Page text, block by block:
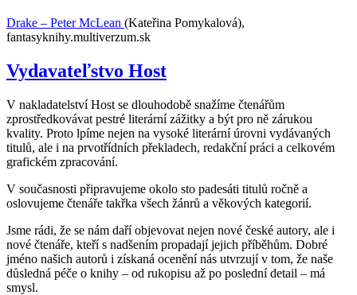
Drake – Peter McLean (Kateřina Pomykalová),
fantasyknihy.multiverzum.sk
Vydavateľstvo Host
V nakladatelství Host se dlouhodobě snažíme čtenářům
zprostředkovávat pestré literární zážitky a být pro ně zárukou
kvality. Proto lpíme nejen na vysoké literární úrovni vydávaných
titulů, ale i na prvotřídních překladech, redakční práci a celkovém
grafickém zpracování.
V současnosti připravujeme okolo sto padesáti titulů ročně a
oslovujeme čtenáře takřka všech žánrů a věkových kategorií.
Jsme rádi, že se nám daří objevovat nejen nové české autory, ale i
nové čtenáře, kteří s nadšením propadají jejich příběhům. Dobré
jméno našich autorů i získaná ocenění nás utvrzují v tom, že naše
důsledná péče o knihy – od rukopisu až po poslední detail – má
smysl.